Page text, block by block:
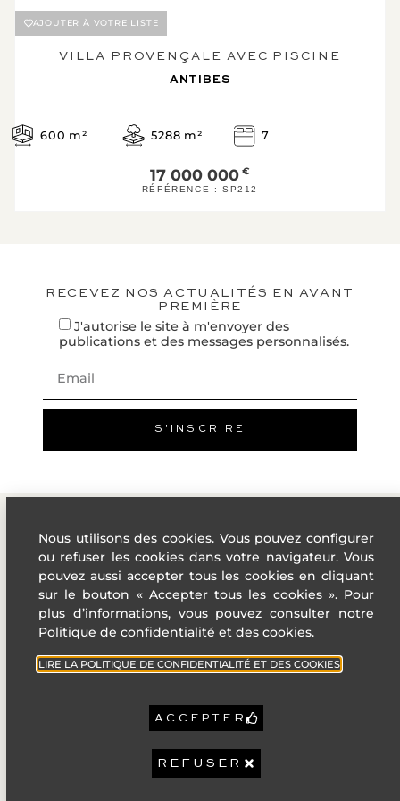
énergétique
114
Logement
Logement
* Dont émissions de gaz
C
E
G
Forte émission de GES
Année de
énergie :
2021
Montant annuel
Montant annuel1 205 €
Taxe foncière :
Charges de
copropriété :
AJOUTER À VOTRE LISTE
VILLA PROVENÇALE AVEC PISCINE
ANTIBES
600 m² 5288 m² 7
17 000 000 €
RÉFÉRENCE :SP212
RECEVEZ NOS ACTUALITÉS EN AVANT
PREMIÈRE
J'autorise le site à m'envoyer des
publications et des messages personnalisés.
S'INSCRIRE
ADRESSE
4 Rue des
États-Unis,
06400
Cannes
+33 (0)4 22
contact@sophiepeirano.com
LIENS
UTILES
Villes de
la French
Politique de
Nous utilisons des cookies. Vous pouvez configurer
ou refuser les cookies dans votre navigateur. Vous
pouvez aussi accepter tous les cookies en cliquant
sur le bouton « Accepter tous les cookies ». Pour
plus d’informations, vous pouvez consulter notre
Politique de confidentialité et des cookies.
LIRE LA POLITIQUE DE CONFIDENTIALITÉ ET DES COOKIES
ACCEPTER
REFUSER